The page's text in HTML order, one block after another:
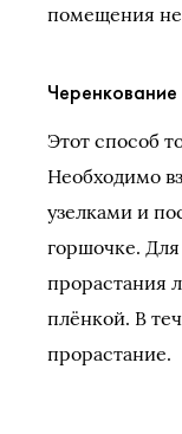
помещения не
Черенкование
Этот способ
Необходимо
узелками и
горшочке.
прорастания
плёнкой. В
прорастание.